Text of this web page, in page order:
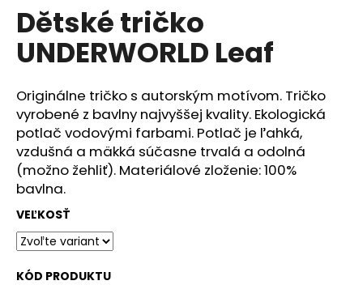
produktu
je
0,0
z
hviezdičiek.
Dětské tričko
UNDERWORLD Leaf
Originálne tričko s autorským motívom. Tričko
vyrobené z bavlny najvyššej kvality. Ekologická
potlač vodovými farbami. Potlač je ľahká,
vzdušná a mäkká súčasne trvalá a odolná
(možno žehliť). Materiálové zloženie: 100%
bavlna.
VEĽKOSŤ
KÓD PRODUKTU
a
m
e
DÁMSKÉ
TRIČKO
UNDERWORLD
COMPASS
€29